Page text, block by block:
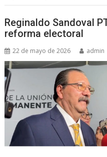
Reginaldo Sandoval
reforma electoral
22 de mayo de 2026 admin